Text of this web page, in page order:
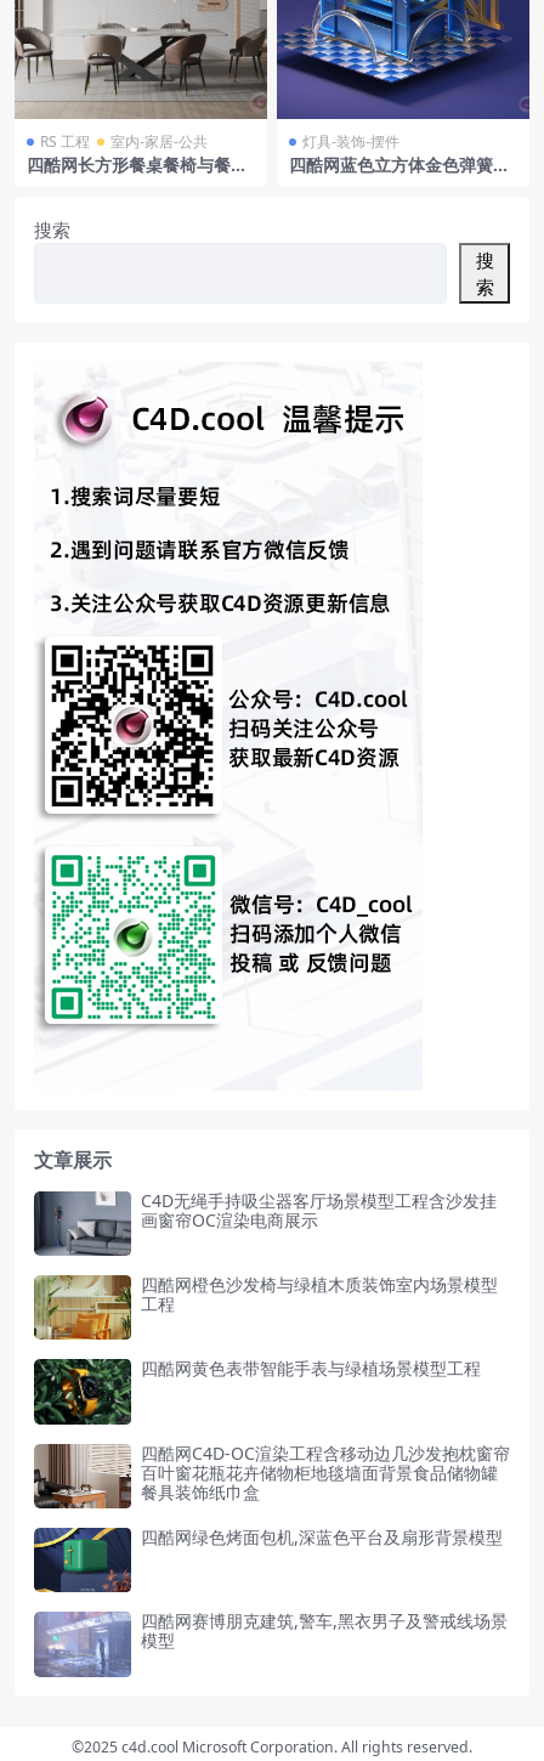
RS 工程 室内-家居-公共
四酷网长方形餐桌餐椅与餐厅
灯具-装饰-摆件
四酷网蓝色立方体金色弹簧科
搜索
搜
索
文章展示
C4D无绳手持吸尘器客厅场景模型工程含沙发挂
画窗帘OC渲染电商展示
四酷网橙色沙发椅与绿植木质装饰室内场景模型
工程
四酷网黄色表带智能手表与绿植场景模型工程
四酷网C4D-OC渲染工程含移动边几沙发抱枕窗帘
百叶窗花瓶花卉储物柜地毯墙面背景食品储物罐
餐具装饰纸巾盒
四酷网绿色烤面包机,深蓝色平台及扇形背景模型
四酷网赛博朋克建筑,警车,黑衣男子及警戒线场景
模型
©2025 c4d.cool Microsoft Corporation. All rights reserved.